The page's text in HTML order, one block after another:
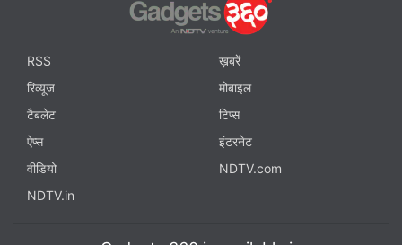
RSS
ख़बरें
रिव्यूज
मोबाइल
टैबलेट
टिप्स
ऐप्स
इंटरनेट
वीडियो
NDTV.com
NDTV.in